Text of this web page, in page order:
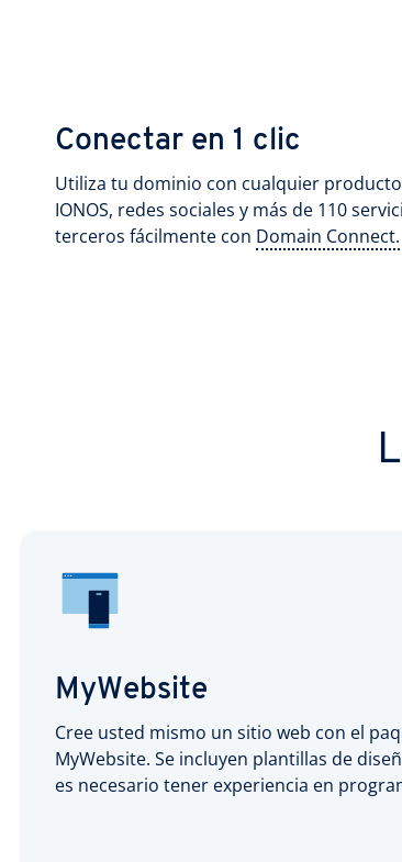
Conectar en 1 clic
Utiliza tu dominio con cualquier producto
IONOS, redes sociales y más de 110
terceros fácilmente con Domain Connect.
MyWebsite
Cree usted mismo un sitio web con el
MyWebsite. Se incluyen plantillas de
es necesario tener experiencia en